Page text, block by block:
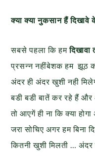
क्या क्या नुकसान हैं दिखावे
सबसे पहला कि हम
प्रसन्न नहींबेशक हम झूठ
अंदर ही अंदर खुशी नही
बडी बडी बातें कर रहे हैं और
तो आएगें ही ना कि क्या
जरा सोचिए अगर हम बिना
कितनी खुशी मिलती …